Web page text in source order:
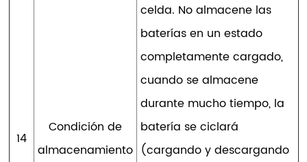
14
Condición de
almacenamiento
celda. No almacene las
baterías en un estado
completamente cargado,
cuando se almacene
durante mucho tiempo, la
batería se ciclará
(cargando y descargando